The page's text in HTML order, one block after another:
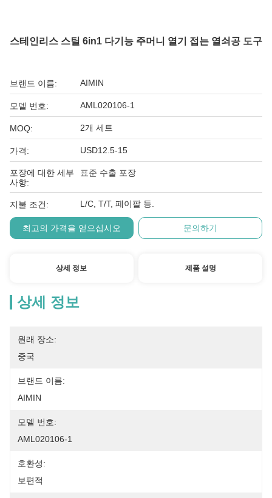
스테인리스 스틸 6in1 다기능 주머니 열기 접는 열쇠공 도구
브랜드 이름: AIMIN
모델 번호: AML020106-1
MOQ: 2개 세트
가격: USD12.5-15
포장에 대한 세부
사항:
표준 수출 포장
지불 조건: L/C, T/T, 페이팔 등.
최고의 가격을 얻으십시오 문의하기
상세 정보 제품 설명
상세 정보
원래 장소:
중국
브랜드 이름:
AIMIN
모델 번호:
AML020106-1
호환성:
보편적